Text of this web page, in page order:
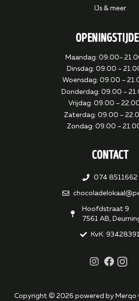
IJs & meer
Maandag: 09.00-
Dinsdag: 09.00 –
Woensdag: 09.00 –
Donderdag: 09.00 –
Vrijdag: 09.00 –
Zaterdag: 09.00 –
Zondag: 09.00 –
Contact
074 8511662
Hoofdstraat 9
7561 AB,
KvK: 93428391
Copyright © 2026 powered by Merqo